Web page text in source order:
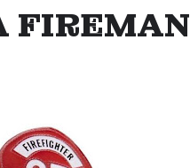
FIREMAN